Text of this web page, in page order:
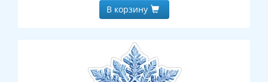
В корзину